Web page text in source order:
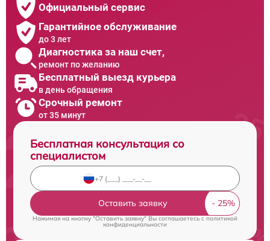
Официальный сервис
Гарантийное обслуживание
до 3 лет
Диагностика за наш счет,
ремонт по желанию
Бесплатный выезд курьера
в день обращения
Срочный ремонт
от 35 минут
Бесплатная консультация со
специалистом
Оставить заявку
Нажимая на кнопку "Оставить заявку" Вы соглашаетесь cполитикой
конфиденциальности